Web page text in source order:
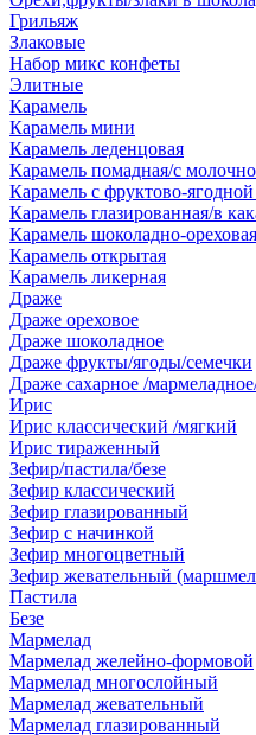
Грильяж
Злаковые
Набор микс конфеты
Элитные
Карамель
Карамель мини
Карамель леденцовая
Карамель помадная/с
Карамель с фруктово-
Карамель глазированная/в
Карамель шоколадно-
Карамель открытая
Карамель ликерная
Драже
Драже ореховое
Драже шоколадное
Драже фрукты/ягоды/семечки
Драже сахарное /
Ирис
Ирис классический /мягкий
Ирис тираженный
Зефир/пастила/безе
Зефир классический
Зефир глазированный
Зефир с начинкой
Зефир многоцветный
Зефир жевательный
Пастила
Безе
Мармелад
Мармелад желейно-формовой
Мармелад многослойный
Мармелад жевательный
Мармелад глазированный